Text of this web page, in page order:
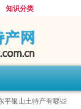
知识分类
平银山土特产有哪些